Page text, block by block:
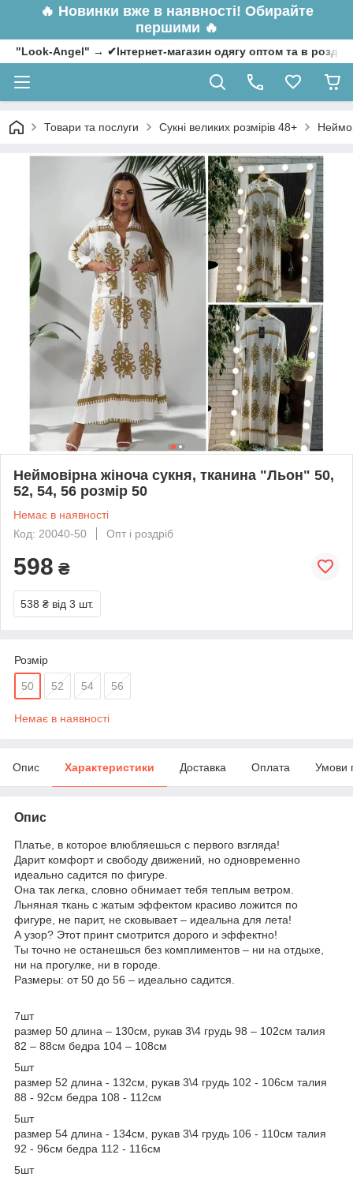
🔥 Новинки вже в наявності! Обирайте
першими 🔥
"Look-Angel" → ✔Інтернет-магазин одягу оптом та в
Товари та послуги Сукні великих розмірів 48+
Неймовірна жіноча сукня, тканина "Льон" 50,
52, 54, 56 розмір 50
Немає в наявності
Код: 20040-50
Опт і роздріб
598 ₴
538 ₴ від 3 шт.
Розмір
50 52 54 56
Немає в наявності
Опис Характеристики Доставка Оплата Умови
Опис
Платье, в которое влюбляешься с первого взгляда!
Дарит комфорт и свободу движений, но одновременно
идеально садится по фигуре.
Она так легка, словно обнимает тебя теплым ветром.
Льняная ткань с жатым эффектом красиво ложится по
фигуре, не парит, не сковывает – идеальна для лета!
А узор? Этот принт смотрится дорого и эффектно!
Ты точно не останешься без комплиментов – ни на отдыхе,
ни на прогулке, ни в городе.
Размеры: от 50 до 56 – идеально садится.
7шт
размер 50 длина – 130см, рукав 3\4 грудь 98 – 102см талия
82 – 88см бедра 104 – 108см
5шт
размер 52 длина - 132см, рукав 3\4 грудь 102 - 106см талия
88 - 92см бедра 108 - 112см
5шт
размер 54 длина - 134см, рукав 3\4 грудь 106 - 110см талия
92 - 96см бедра 112 - 116см
5шт